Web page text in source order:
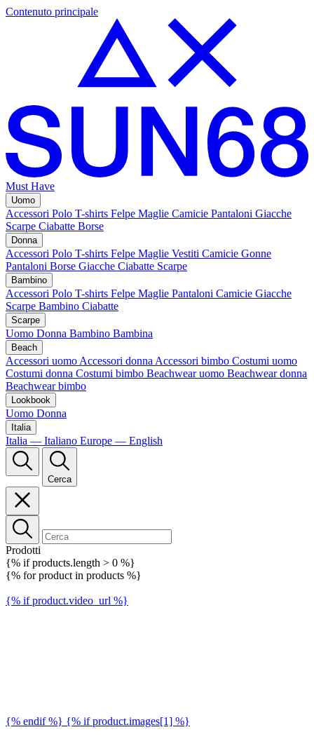
Contenuto principale
Must Have
Uomo
Accessori Polo T-shirts Felpe Maglie Camicie Pantaloni Giacche
Scarpe Ciabatte Borse
Donna
Accessori Polo T-shirts Felpe Maglie Vestiti Camicie Gonne
Pantaloni Borse Giacche Ciabatte Scarpe
Bambino
Accessori Polo T-shirts Felpe Maglie Pantaloni Camicie Giacche
Scarpe Bambino Ciabatte
Scarpe
Uomo Donna Bambino Bambina
Beach
Accessori uomo Accessori donna Accessori bimbo Costumi uomo
Costumi donna Costumi bimbo Beachwear uomo Beachwear donna
Beachwear bimbo
Lookbook
Uomo Donna
Italia
Italia — Italiano Europe — English
Cerca
Prodotti
{% if products.length > 0 %}
{% for product in products %}
{% if product.video_url %}
{% endif %} {% if product.images[1] %}